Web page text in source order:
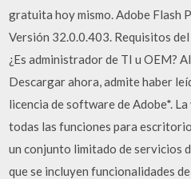
gratuita hoy mismo. Adobe Flash
Versión 32.0.0.403. Requisitos del
¿Es administrador de TI u OEM?
Descargar ahora, admite haber
licencia de software de Adobe*.
todas las funciones para
un conjunto limitado de servicios
que se incluyen funcionalidades